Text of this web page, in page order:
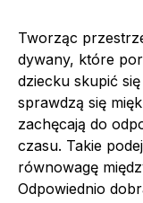
Tworząc
dywany, które
dziecku skupić
sprawdzą się
zachęcają do
czasu. Takie
równowagę
Odpowiednio